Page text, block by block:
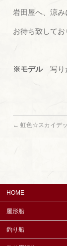
岩田屋へ、涼み
お待ち致してお
※モデル写り
← 虹色☆スカイデ
HOME
屋形船
釣り船